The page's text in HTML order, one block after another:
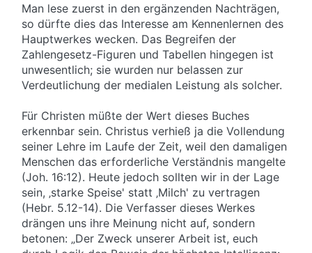
Man lese zuerst in den ergänzenden Nachträgen,
so dürfte dies das Interesse am Kennenlernen des
Hauptwerkes wecken. Das Begreifen der
Zahlengesetz-Figuren und Tabellen hingegen ist
unwesentlich; sie wurden nur belassen zur
Verdeutlichung der medialen Leistung als solcher.
Für Christen müßte der Wert dieses Buches
erkennbar sein. Christus verhieß ja die Vollendung
seiner Lehre im Laufe der Zeit, weil den damaligen
Menschen das erforderliche Verständnis mangelte
(Joh. 16:12). Heute jedoch sollten wir in der Lage
sein, ‚starke Speise' statt ‚Milch' zu vertragen
(Hebr. 5.12-14). Die Verfasser dieses Werkes
drängen uns ihre Meinung nicht auf, sondern
betonen: „Der Zweck unserer Arbeit ist, euch